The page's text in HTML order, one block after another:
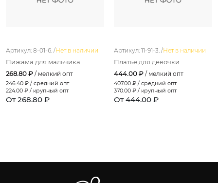
Артикул: 8-01-6. /Нет в наличии
Пижама для мальчика
268.80 ₽ / мелкий опт
246.40 ₽ / средний опт
224.00 ₽ / крупный опт
От 268.80 ₽
Артикул: 11-91-3. /Нет в наличии
Платье для девочки
444.00 ₽ / мелкий опт
407.00 ₽ / средний опт
370.00 ₽ / крупный опт
От 444.00 ₽